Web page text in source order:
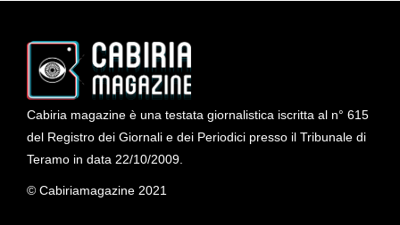
Cabiria magazine è una testata giornalistica iscritta al n° 615
del Registro dei Giornali e dei Periodici presso il Tribunale di
Teramo in data 22/10/2009.
© Cabiriamagazine 2021